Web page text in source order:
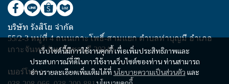
เว็บไซต์นี้มีการใช้งานคุกกี้ เพื่อเพิ่มประสิทธิภาพและ
ประสบการณ์ที่ดีในการใช้งานเว็บไซต์ของท่าน ท่านสามารถ
อ่านรายละเอียดเพิ่มเติมได้ที่ นโยบายความเป็นส่วนตัว และ
บริษัท รังสิโย จำกัด
55/2-3 หมู่ที่ 4 ถนนเกาะโพธิ์-สามแยก ตำบลท่าบุญมี อำเภอ
เกาะจันทร์ จังหวัดชลบุรี 20240
เบอร์โทร :